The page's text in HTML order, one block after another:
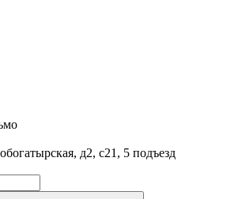
д2, с21, 5 подъезд